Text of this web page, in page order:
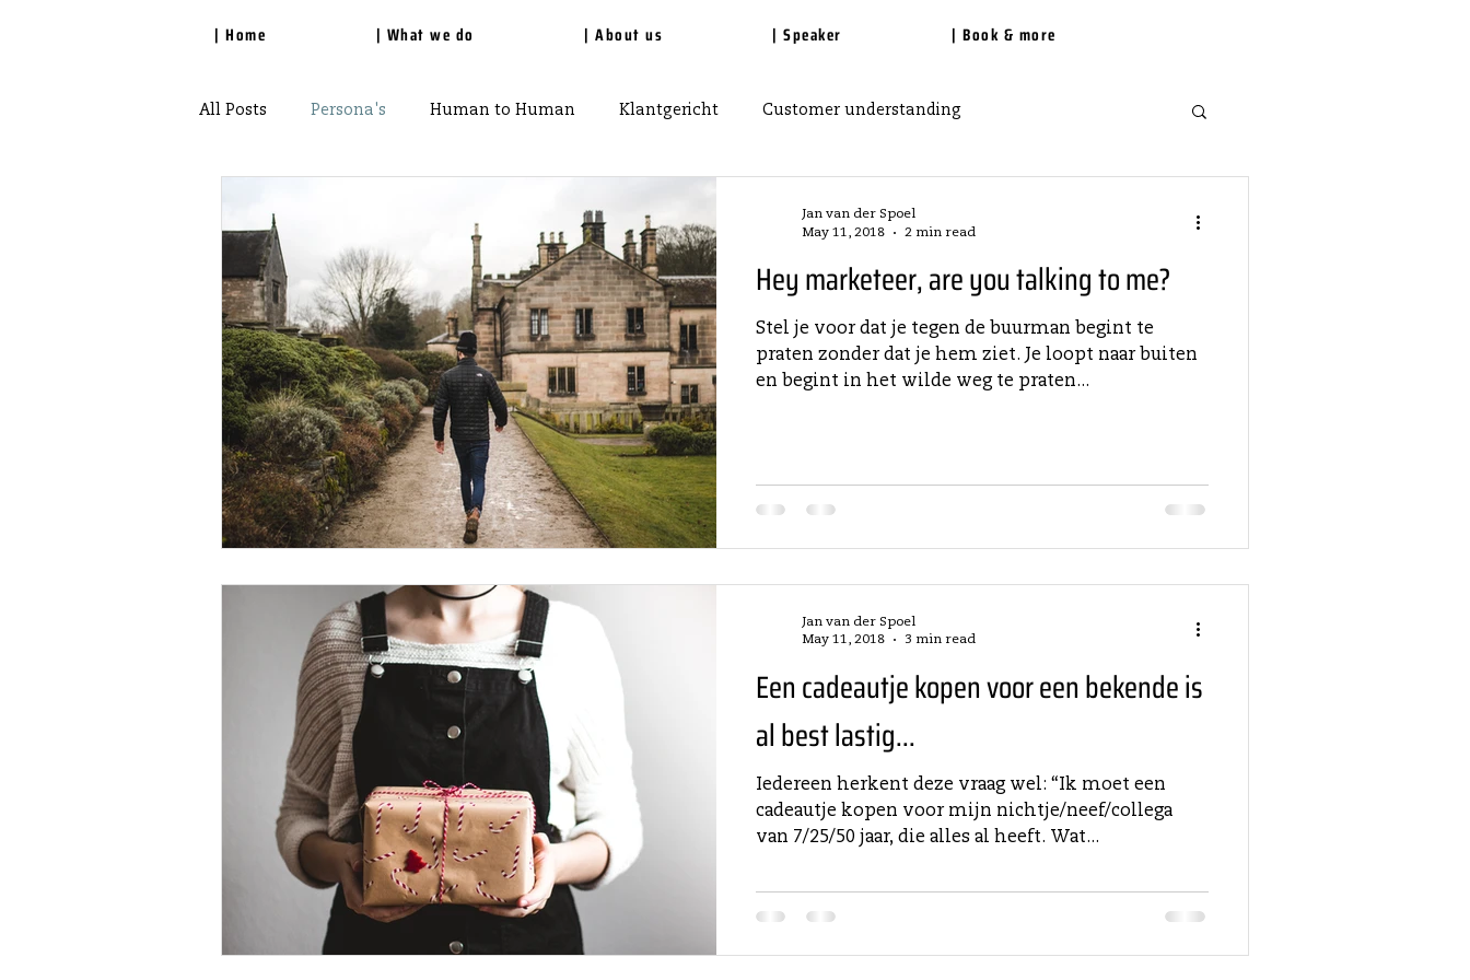
| Home | What we do | About us | Speaker | Book & more
All Posts Persona's Human to Human Klantgericht Customer understanding
Hey marketeer, are you talking to me?
Stel je voor dat je tegen de buurman begint te
praten zonder dat je hem ziet. Je loopt naar buiten
en begint in het wilde weg te praten...
Jan van der Spoel
May 11, 2018
2 min read
Een cadeautje kopen voor een bekende is
al best lastig...
Iedereen herkent deze vraag wel: “Ik moet een
cadeautje kopen voor mijn nichtje/neef/collega
van 7/25/50 jaar, die alles al heeft. Wat...
Jan van der Spoel
May 11, 2018
3 min read